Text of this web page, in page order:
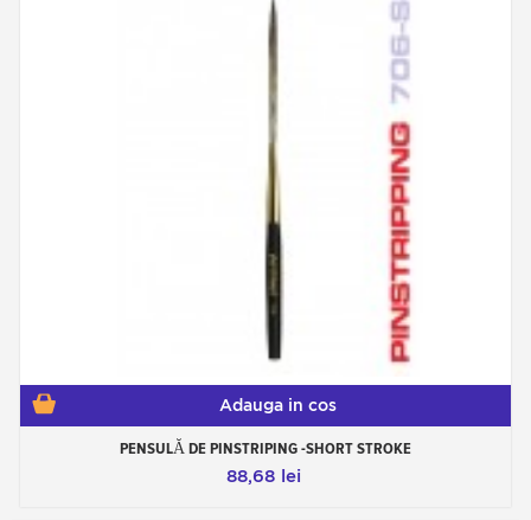
Adauga in cos
PENSULĂ DE PINSTRIPING -SHORT STROKE
88,68 lei